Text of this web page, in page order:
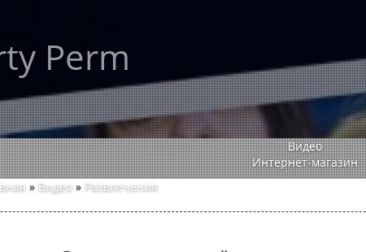
Perm
Видео
Интернет-магазин
» Видео » Развлечения